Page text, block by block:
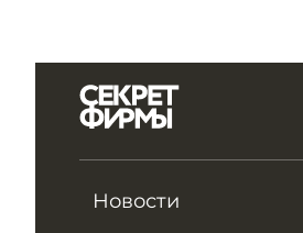
Новости